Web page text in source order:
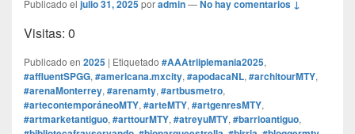
Publicado el julio 31, 2025poradmin—No hay comentarios ↓
Visitas: 0
Publicado en 2025 | Etiquetado #AAAtriiplemania2025,
#affluentSPGG, #americana.mxcity, #apodacaNL, #architourMTY,
#arenaMonterrey, #arenamty, #artbusmetro,
#artecontemporáneoMTY, #arteMTY, #artgenresMTY,
#artmarketantiguo, #arttourMTY, #atreyuMTY, #barrioantiguo,